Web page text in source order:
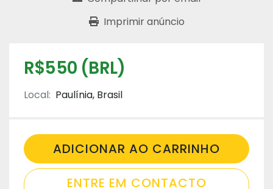
Imprimir anúncio
R$550 (BRL)
Local: Paulínia, Brasil
ADICIONAR AO CARRINHO
ENTRE EM CONTACTO